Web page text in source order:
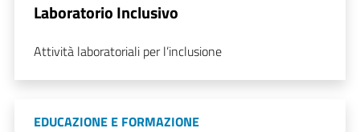
Laboratorio Inclusivo
Attività laboratoriali per l’inclusione
EDUCAZIONE E FORMAZIONE